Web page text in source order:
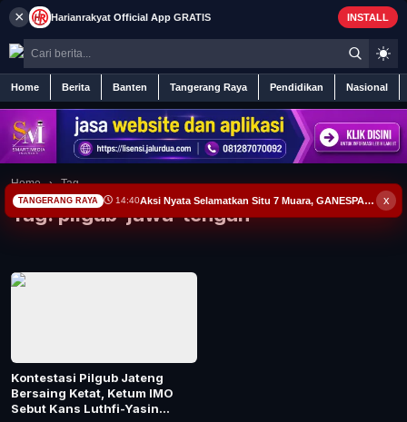
× Harianrakyat Official App GRATIS INSTALL
Home Berita Banten Tangerang Raya Pendidikan Nasional
Home
Berita
Iklan
Banten
Tangerang Raya
Home › Tag
Tag:pilgub-jawa-tengah
Kontestasi Pilgub Jateng
Bersaing Ketat, Ketum IMO
Sebut Kans Luthfi-Yasin
x
TANGERANG RAYA 14:40 Aksi Nyata Selamatkan Situ 7 Muara, GANESPA Libatkan Karang Taruna dan Komunitas